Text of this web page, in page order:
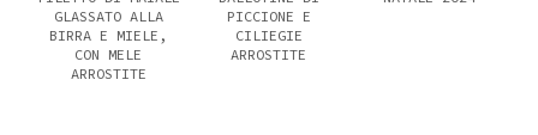
GLASSATO ALLA
BIRRA E MIELE,
CON MELE
ARROSTITE
PICCIONE E
CILIEGIE
ARROSTITE